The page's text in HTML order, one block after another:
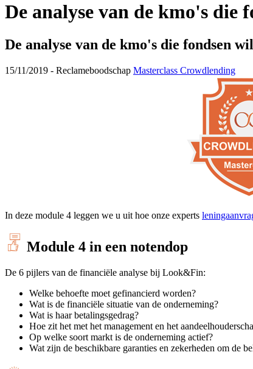
De analyse van de kmo's die
De analyse van de kmo's die fondsen
15/11/2019 - Reclameboodschap Masterclass Crowdlending
In deze module 4 leggen we u uit hoe onze experts
Module 4 in een notendop
De 6 pijlers van de financiële analyse bij Look&Fin:
Welke behoefte moet gefinancierd worden?
Wat is de financiële situatie van de onderneming?
Wat is haar betalingsgedrag?
Hoe zit het met het management en het
Op welke soort markt is de onderneming actief?
Wat zijn de beschikbare garanties en zekerheden om de